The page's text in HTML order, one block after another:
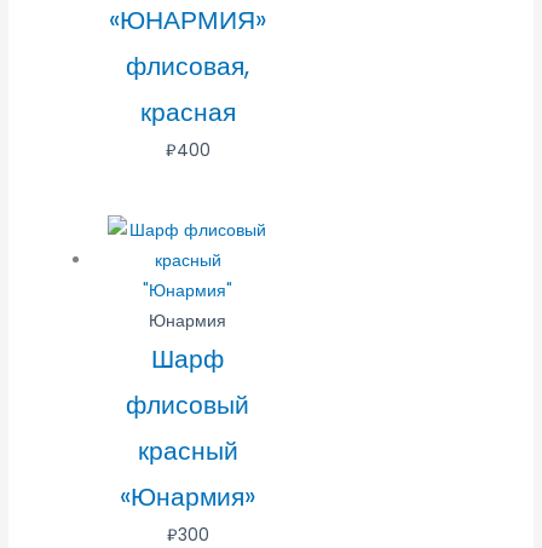
«ЮНАРМИЯ»
флисовая,
красная
₽400
Юнармия
Шарф
флисовый
красный
«Юнармия»
₽300